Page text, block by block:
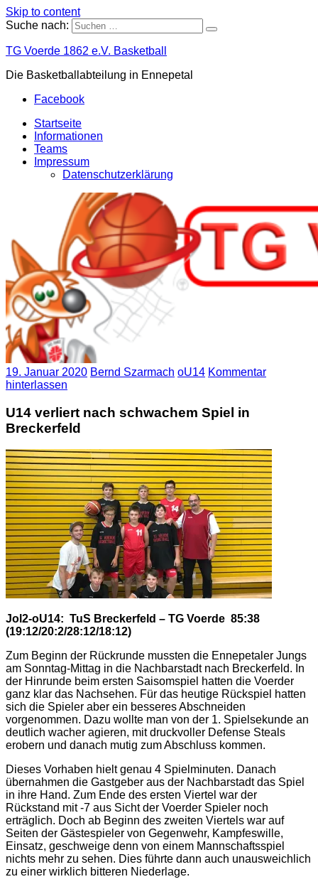
Skip to content
Suche nach:
TG Voerde 1862 e.V. Basketball
Die Basketballabteilung in Ennepetal
Facebook
Startseite
Informationen
Teams
Impressum
Datenschutzerklärung
19. Januar 2020 Bernd Szarmach oU14 Kommentar
hinterlassen
U14 verliert nach schwachem Spiel in
Breckerfeld
Jol2-oU14: TuS Breckerfeld – TG Voerde 85:38
(19:12/20:2/28:12/18:12)
Zum Beginn der Rückrunde mussten die Ennepetaler Jungs
am Sonntag-Mittag in die Nachbarstadt nach Breckerfeld. In
der Hinrunde beim ersten Saisomspiel hatten die Voerder
ganz klar das Nachsehen. Für das heutige Rückspiel hatten
sich die Spieler aber ein besseres Abschneiden
vorgenommen. Dazu wollte man von der 1. Spielsekunde an
deutlich wacher agieren, mit druckvoller Defense Steals
erobern und danach mutig zum Abschluss kommen.
Dieses Vorhaben hielt genau 4 Spielminuten. Danach
übernahmen die Gastgeber aus der Nachbarstadt das Spiel
in ihre Hand. Zum Ende des ersten Viertel war der
Rückstand mit -7 aus Sicht der Voerder Spieler noch
erträglich. Doch ab Beginn des zweiten Viertels war auf
Seiten der Gästespieler von Gegenwehr, Kampfeswille,
Einsatz, geschweige denn von einem Mannschaftsspiel
nichts mehr zu sehen. Dies führte dann auch unausweichlich
zu einer wirklich bitteren Niederlage.